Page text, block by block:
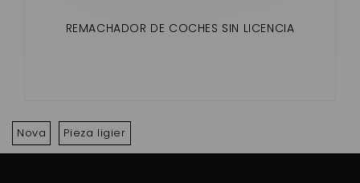
REMACHADOR DE COCHES SIN LICENCIA
Nova Pieza ligier